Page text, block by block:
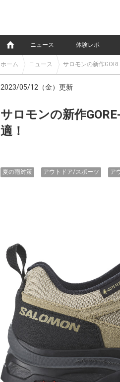
ニュース 体験レポ
ホーム ニュース サロモンの新作
2023/05/12（金）更新
サロモンの新作
適！
夏の雨対策 アウトドア/スポーツ ア